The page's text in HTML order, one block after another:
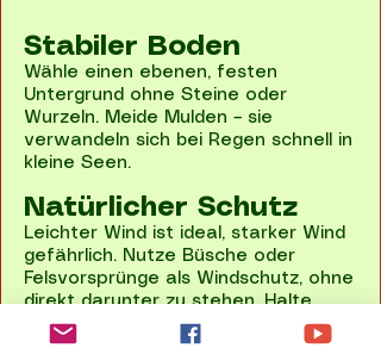
Stabiler Boden
Wähle einen ebenen, festen
Untergrund ohne Steine oder
Wurzeln. Meide Mulden – sie
verwandeln sich bei Regen schnell in
kleine Seen.
Natürlicher Schutz
Leichter Wind ist ideal, starker Wind
gefährlich. Nutze Büsche oder
Felsvorsprünge als Windschutz, ohne
direkt darunter zu stehen. Halte
Abstand zu toten Ästen, Hangfüßen